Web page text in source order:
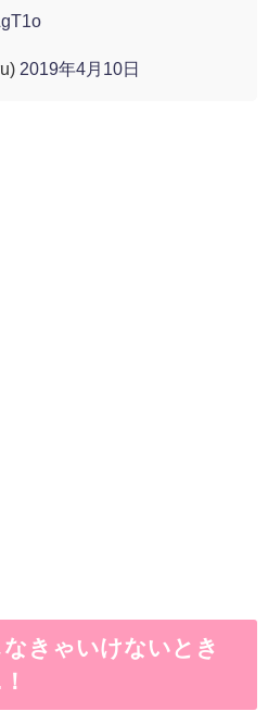
2019年4月10日
きゃいけないとき